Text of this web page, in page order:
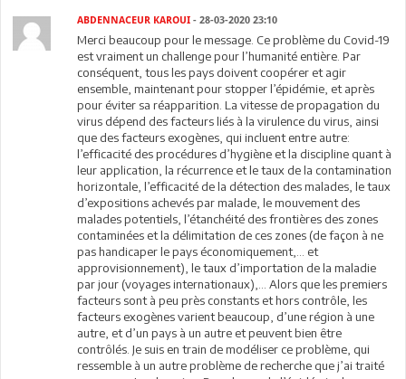
ABDENNACEUR KAROUI - 28-03-2020 23:10
Merci beaucoup pour le message. Ce problème du Covid-19
est vraiment un challenge pour l’humanité entière. Par
conséquent, tous les pays doivent coopérer et agir
ensemble, maintenant pour stopper l’épidémie, et après
pour éviter sa réapparition. La vitesse de propagation du
virus dépend des facteurs liés à la virulence du virus, ainsi
que des facteurs exogènes, qui incluent entre autre:
l’efficacité des procédures d’hygiène et la discipline quant à
leur application, la récurrence et le taux de la contamination
horizontale, l’efficacité de la détection des malades, le taux
d’expositions achevés par malade, le mouvement des
malades potentiels, l’étanchéité des frontières des zones
contaminées et la délimitation de ces zones (de façon à ne
pas handicaper le pays économiquement,… et
approvisionnement), le taux d’importation de la maladie
par jour (voyages internationaux),… Alors que les premiers
facteurs sont à peu près constants et hors contrôle, les
facteurs exogènes varient beaucoup, d’une région à une
autre, et d’un pays à un autre et peuvent bien être
contrôlés. Je suis en train de modéliser ce problème, qui
ressemble à un autre problème de recherche que j’ai traité